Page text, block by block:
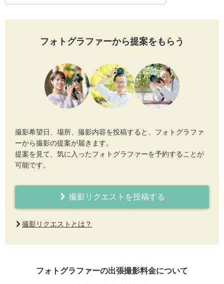
フォトグラファーから提案をもらう
撮影希望日、場所、撮影内容を投稿すると、フォトグラファ
ーから撮影の提案が届きます。
提案を見て、気に入ったフォトグラファーを予約することが
可能です。
撮影リクエストを投稿する
撮影リクエストとは？
フォトグラファーの出張撮影料金について